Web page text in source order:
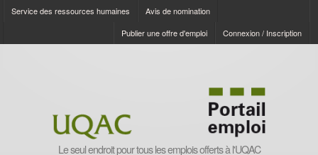
Service des ressources humaines
Avis de nomination
Connexion / Inscription
Publier une offre d'emploi
Le seul endroit pour tous les emplois offerts à l'UQAC